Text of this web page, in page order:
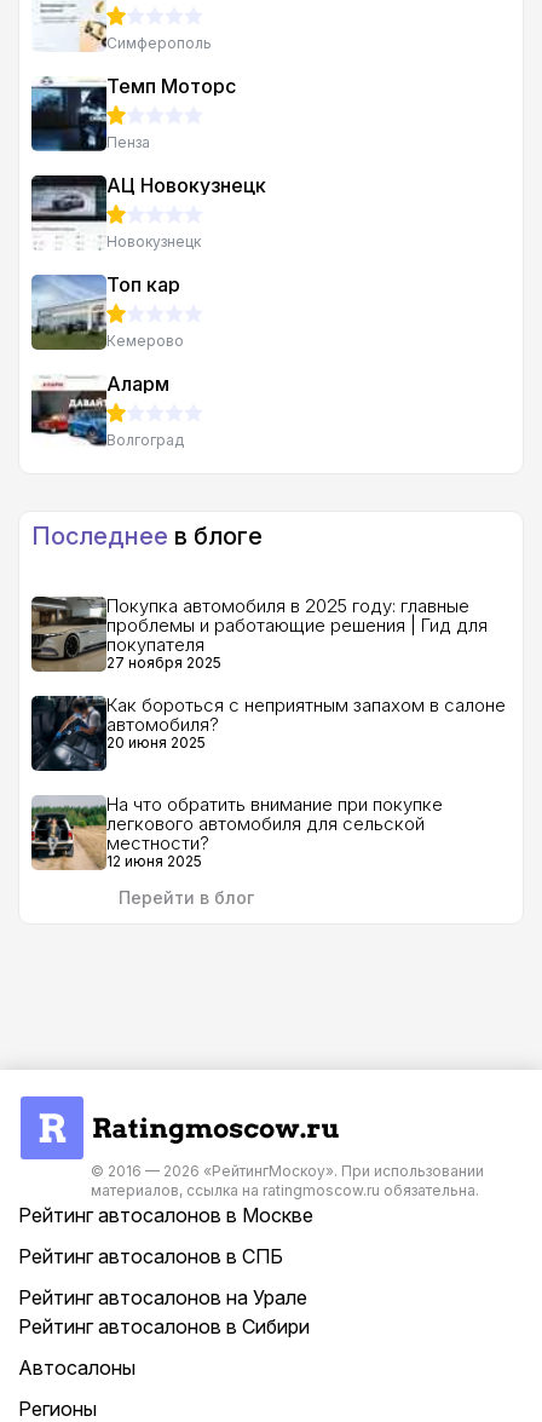
Симферополь
Темп Моторс
Пенза
АЦ Новокузнецк
Новокузнецк
Топ кар
Кемерово
Аларм
Волгоград
Последнее в блоге
Покупка автомобиля в 2025 году: главные
проблемы и работающие решения | Гид для
покупателя
27 ноября 2025
Как бороться с неприятным запахом в салоне
автомобиля?
20 июня 2025
На что обратить внимание при покупке
легкового автомобиля для сельской
местности?
12 июня 2025
Перейти в блог
© 2016 — 2026 «РейтингМоскоу». При использовании
материалов, ссылка на ratingmoscow.ru обязательна.
Рейтинг автосалонов в Москве
Рейтинг автосалонов в СПБ
Рейтинг автосалонов на Урале
Рейтинг автосалонов в Сибири
Автосалоны
Регионы